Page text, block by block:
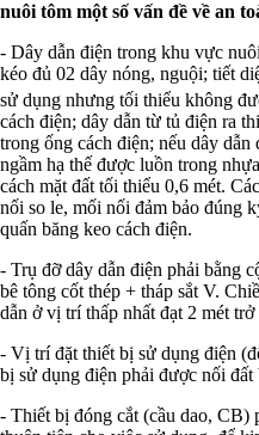
nuôi tôm một số vấn đề về an
- Dây dẫn điện trong khu vực
kéo đủ 02 dây nóng, nguội; tiết
sử dụng nhưng tối thiểu không
cách điện; dây dẫn từ tủ điện ra
trong ống cách điện; nếu dây
ngầm hạ thế được luồn trong
cách mặt đất tối thiểu 0,6 mét.
nối so le, mối nối đảm bảo đúng
quấn băng keo cách điện.
- Trụ đỡ dây dẫn điện phải bằng
bê tông cốt thép + tháp sắt V.
dẫn ở vị trí thấp nhất đạt 2 mét
- Vị trí đặt thiết bị sử dụng điện
bị sử dụng điện phải được nối
- Thiết bị đóng cắt (cầu dao, CB)